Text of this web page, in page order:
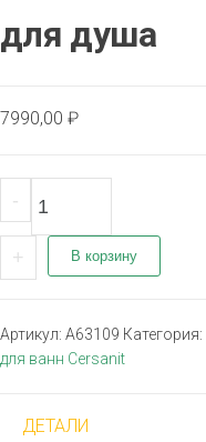
для душа
7990,00 ₽
-
+ В корзину
Артикул: A63109 Категория:
для ванн Cersanit
ДЕТАЛИ